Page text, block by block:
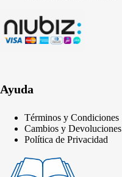
Ayuda
Términos y Condiciones
Cambios y Devoluciones
Política de Privacidad